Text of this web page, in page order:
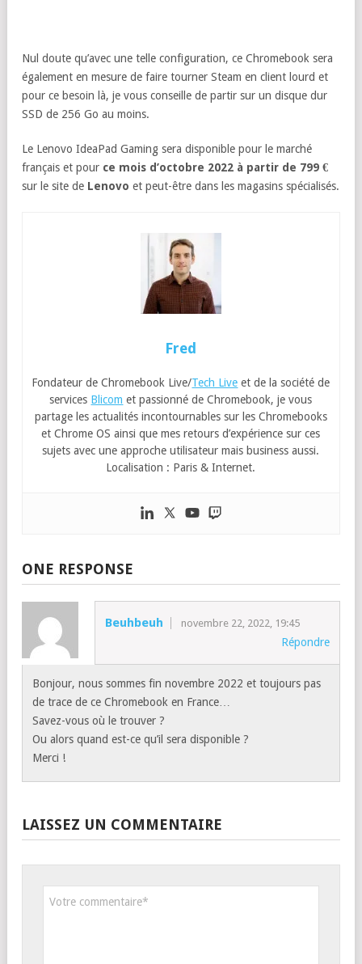
Nul doute qu’avec une telle configuration, ce Chromebook sera
également en mesure de faire tourner Steam en client lourd et
pour ce besoin là, je vous conseille de partir sur un disque dur
SSD de 256 Go au moins.
Le Lenovo IdeaPad Gaming sera disponible pour le marché
français et pour ce mois d’octobre 2022 à partir de 799 €
sur le site de Lenovo et peut-être dans les magasins spécialisés.
Fred
Fondateur de Chromebook Live/Tech Live et de la société de
services Blicom et passionné de Chromebook, je vous
partage les actualités incontournables sur les Chromebooks
et Chrome OS ainsi que mes retours d’expérience sur ces
sujets avec une approche utilisateur mais business aussi.
Localisation : Paris & Internet.
ONE RESPONSE
Beuhbeuh novembre 22, 2022, 19:45
Répondre
Bonjour, nous sommes fin novembre 2022 et toujours pas
de trace de ce Chromebook en France…
Savez-vous où le trouver ?
Ou alors quand est-ce qu’il sera disponible ?
Merci !
LAISSEZ UN COMMENTAIRE